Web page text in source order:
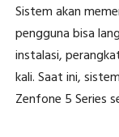
Sistem akan
pengguna bisa
instalasi,
kali. Saat ini,
Zenfone 5 Series